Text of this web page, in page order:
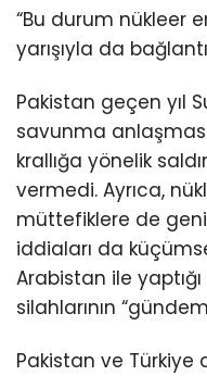
“Bu durum nükleer
yarışıyla da
Pakistan geçen yıl
savunma
krallığa yönelik
vermedi. Ayrıca,
müttefiklere de
iddiaları da
Arabistan ile
silahlarının
Pakistan ve Türkiye